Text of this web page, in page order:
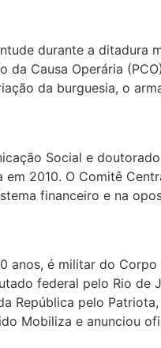
durante a ditadura
Causa Operária
da burguesia, o
Social e
2010. O Comitê
financeiro e na
é militar do
federal pelo Rio de
República pelo
Mobiliza e anunciou